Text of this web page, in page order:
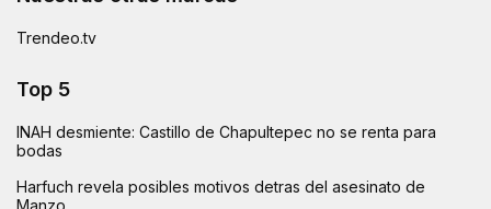
Trendeo.tv
Top 5
INAH desmiente: Castillo de Chapultepec no se renta para
bodas
Harfuch revela posibles motivos detras del asesinato de
Manzo